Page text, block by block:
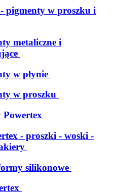
pigmenty w proszku i
metaliczne i
w płynie
w proszku
Powertex
- proszki - woski -
silikonowe